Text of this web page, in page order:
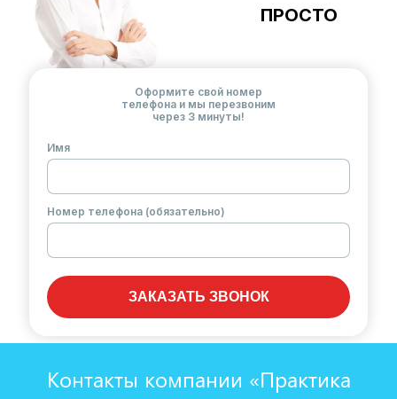
ПРОСТО
Оформите свой номер
телефона и мы перезвоним
через 3 минуты!
Имя
Номер телефона (обязательно)
ЗАКАЗАТЬ ЗВОНОК
Контакты компании «Практика